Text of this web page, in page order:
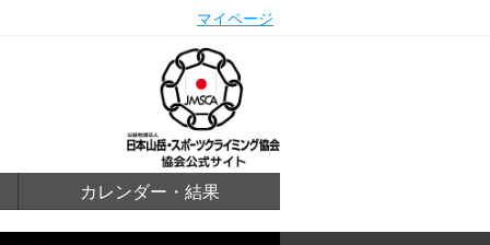
マイページ
カレンダー・結果